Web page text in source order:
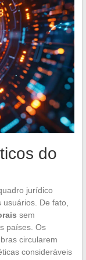
do
jurídico
De fato,
sem
países. Os
circularem
consideráveis